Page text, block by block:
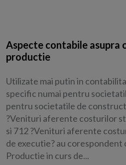
Aspecte contabile asupra
productie
Utilizate mai putin in
specific numai pentru
pentru societatile de
?Venituri aferente costurilor
si 712 ?Venituri aferente
de executie? au corespondent
Productie in curs de...